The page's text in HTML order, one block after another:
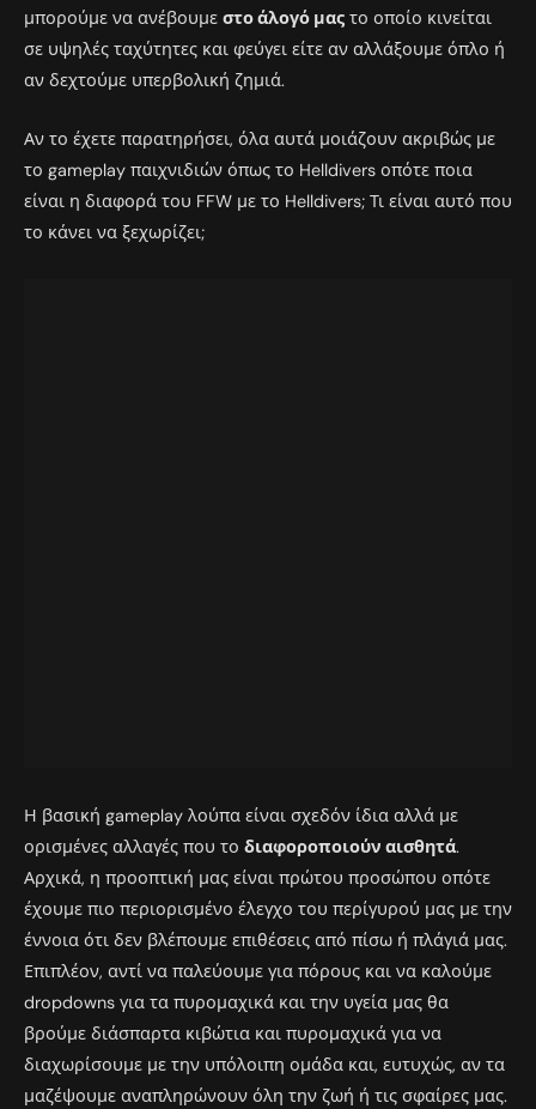
μπορούμε να ανέβουμε στο άλογό μας το οποίο κινείται
σε υψηλές ταχύτητες και φεύγει είτε αν αλλάξουμε όπλο ή
αν δεχτούμε υπερβολική ζημιά.
Αν το έχετε παρατηρήσει, όλα αυτά μοιάζουν ακριβώς με
το gameplay παιχνιδιών όπως το Helldivers οπότε ποια
είναι η διαφορά του FFW με το Helldivers; Τι είναι αυτό που
το κάνει να ξεχωρίζει;
Η βασική gameplay λούπα είναι σχεδόν ίδια αλλά με
ορισμένες αλλαγές που το διαφοροποιούν αισθητά.
Αρχικά, η προοπτική μας είναι πρώτου προσώπου οπότε
έχουμε πιο περιορισμένο έλεγχο του περίγυρού μας με την
έννοια ότι δεν βλέπουμε επιθέσεις από πίσω ή πλάγιά μας.
Επιπλέον, αντί να παλεύουμε για πόρους και να καλούμε
dropdowns για τα πυρομαχικά και την υγεία μας θα
βρούμε διάσπαρτα κιβώτια και πυρομαχικά για να
διαχωρίσουμε με την υπόλοιπη ομάδα και, ευτυχώς, αν τα
μαζέψουμε αναπληρώνουν όλη την ζωή ή τις σφαίρες μας.